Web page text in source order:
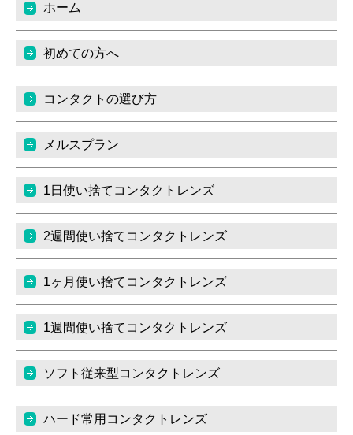
ホーム
初めての方へ
コンタクトの選び方
メルスプラン
1日使い捨てコンタクトレンズ
2週間使い捨てコンタクトレンズ
1ヶ月使い捨てコンタクトレンズ
1週間使い捨てコンタクトレンズ
ソフト従来型コンタクトレンズ
ハード常用コンタクトレンズ